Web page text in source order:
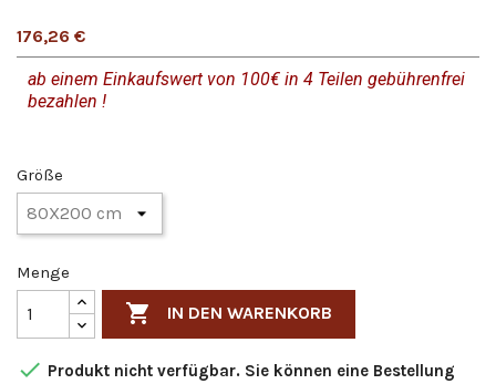
176,26 €
ab einem Einkaufswert von 100€ in 4 Teilen gebührenfrei
bezahlen !
Größe
Menge
 IN DEN WARENKORB
 Produkt nicht verfügbar. Sie können eine Bestellung